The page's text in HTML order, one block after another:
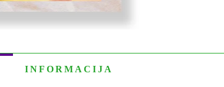
INFORMACIJA